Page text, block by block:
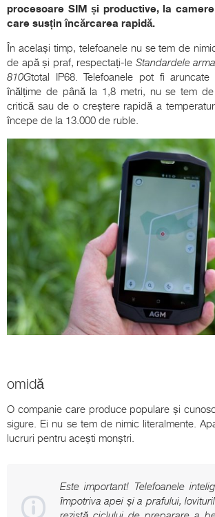
procesoare SIM și productive, la
care susțin încărcarea rapidă.
În același timp, telefoanele nu se tem de
de apă și praf, respectați-le Standardele
810Gtotal IP68. Telefoanele pot fi
înălțime de până la 1,8 metri, nu se tem
critică sau de o creștere rapidă a
începe de la 13.000 de ruble.
omidă
O companie care produce populare și
sigure. Ei nu se tem de nimic literalmente.
lucruri pentru acești monștri.
Este important! Telefoanele
împotriva apei și a prafului,